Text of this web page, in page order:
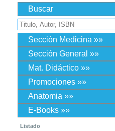
Buscar
Sección Medicina »»
Sección General »»
Mat. Didáctico »»
Promociones »»
Anatomia »»
E-Books »»
Listado